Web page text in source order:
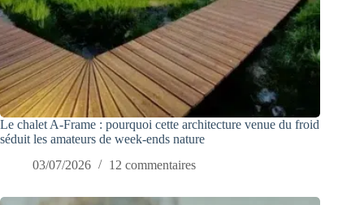
Le chalet A-Frame : pourquoi cette architecture venue du froid
séduit les amateurs de week-ends nature
03/07/2026
12 commentaires